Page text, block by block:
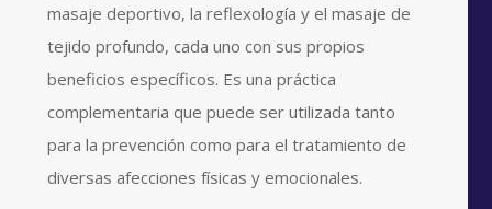
masaje deportivo, la reflexología y el masaje de
tejido profundo, cada uno con sus propios
beneficios específicos. Es una práctica
complementaria que puede ser utilizada tanto
para la prevención como para el tratamiento de
diversas afecciones físicas y emocionales.